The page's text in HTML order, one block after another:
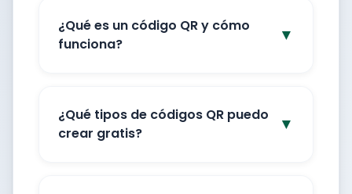
¿Qué es un código QR y cómo
funciona?
▼
¿Qué tipos de códigos QR puedo
crear gratis?
▼